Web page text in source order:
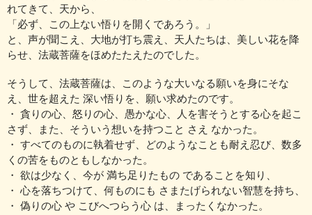
れてきて、天から、
「必ず、この上ない悟りを開くであろう。」
と、声が聞こえ、大地が打ち震え、天人たちは、美しい花を降
らせ、法蔵菩薩をほめたたえたのでした。
そうして、法蔵菩薩は、このような大いなる願いを身にそな
え、世を超えた 深い悟りを、願い求めたのです。
・ 貪りの心、怒りの心、愚かな心、人を害そうとする心を起こ
さず、また、そういう想いを持つこと さえ なかった。
・ すべてのものに執着せず、どのようなことも耐え忍び、数多
くの苦をものともしなかった。
・ 欲は少なく、今が 満ち足りたもの であることを知り、
・ 心を落ちつけて、何ものにも さまたげられない智慧を持ち、
・ 偽りの心 や こびへつらう心 は、まったくなかった。